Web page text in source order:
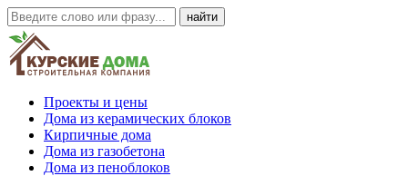
Проекты и цены
Дома из керамических блоков
Кирпичные дома
Дома из газобетона
Дома из пеноблоков